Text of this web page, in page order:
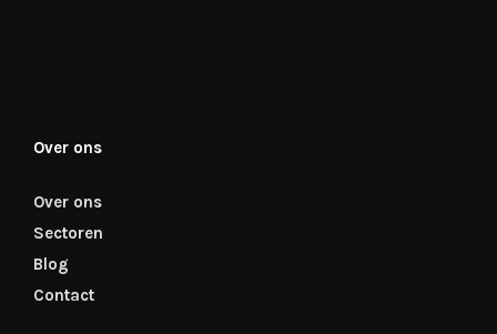
Over ons
Over ons
Sectoren
Blog
Contact